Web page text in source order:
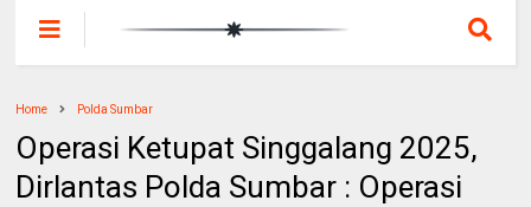
Home Polda Sumbar
Operasi Ketupat Singgalang 2025,
Dirlantas Polda Sumbar : Operasi